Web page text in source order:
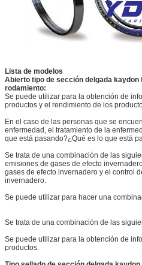
Lista de modelos
Abierto tipo de sección delgada kaydon
rodamiento:
Se puede utilizar para la obtención de
productos y el rendimiento de los
En el caso de las personas que se
enfermedad, el tratamiento de la
que está pasando?¿Qué es lo que está
Se trata de una combinación de las
emisiones de gases de efecto
gases de efecto invernadero y el control
invernadero.
Se puede utilizar para hacer una
Se trata de una combinación de las
Se puede utilizar para la obtención de
productos.